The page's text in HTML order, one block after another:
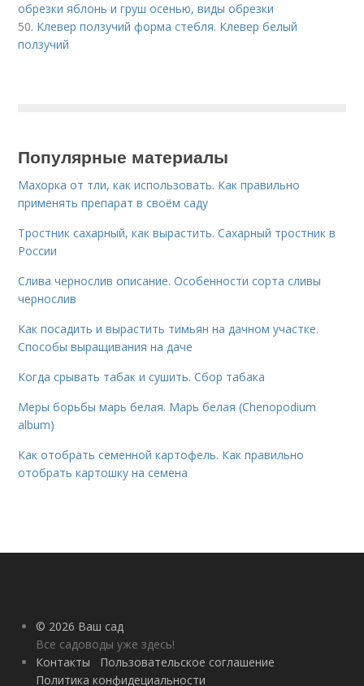
обрезки яблонь и груш осенью, виды обрезки
50. Клевер ползучий форма стебля. Клевер белый
ползучий
Популярные материалы
Махорка от тли, как использовать. Как правильно
применять препарат в своём саду
Тростник сахарный, как вырастить. Сахарный тростник в
России
Слива чернослив описание. Особенности сорта сливы
чернослив
Как посадить и вырастить тимьян на дачном участке.
Способы выращивания на даче
Когда срывать табак и сушить. Сбор табака
Меры борьбы марь белая. Марь белая (Chenopodium
album)
Как отобрать семенной картофель. Как правильно
отобрать картошку на семена
© 2026 Ваш сад
Все садоводы уже здесь!
Контакты
Пользовательское соглашение
Политика конфидециальности